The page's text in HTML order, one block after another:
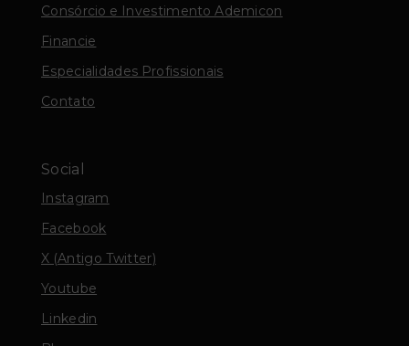
Consórcio e Investimento Ademicon
Financie
Especialidades Profissionais
Contato
Social
Instagram
Facebook
X (Antigo Twitter)
Youtube
Linkedin